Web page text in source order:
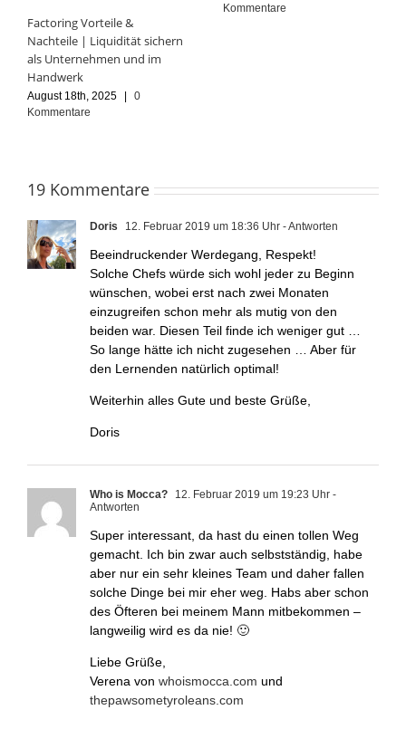
Factoring Vorteile &
Nachteile | Liquidität sichern
als Unternehmen und im
Handwerk
August 18th, 2025
0
Kommentare
Kommentare
19 Kommentare
Doris 12. Februar 2019 um 18:36 Uhr - Antworten
Beeindruckender Werdegang, Respekt!
Solche Chefs würde sich wohl jeder zu Beginn
wünschen, wobei erst nach zwei Monaten
einzugreifen schon mehr als mutig von den
beiden war. Diesen Teil finde ich weniger gut …
So lange hätte ich nicht zugesehen … Aber für
den Lernenden natürlich optimal!
Weiterhin alles Gute und beste Grüße,
Doris
Who is Mocca? 12. Februar 2019 um 19:23 Uhr -
Antworten
Super interessant, da hast du einen tollen Weg
gemacht. Ich bin zwar auch selbstständig, habe
aber nur ein sehr kleines Team und daher fallen
solche Dinge bei mir eher weg. Habs aber schon
des Öfteren bei meinem Mann mitbekommen –
langweilig wird es da nie! 🙂
Liebe Grüße,
Verena von whoismocca.com und
thepawsometyroleans.com